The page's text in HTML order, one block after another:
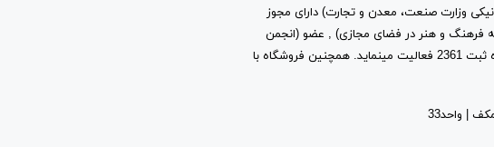
وزارت صنعت، معدن و تجارت) دارای مجوز
: 1-0-63-873970-2-1 از (مرکز توسعه فرهنگ و هنر در فضای مجازی) , عضو (انجمن
صنفی کارفرمایی کسب و کارهای اینترنتی استان تهران) به شماره ثبت 2361 فعالیت مینماید. همچنین فروشگاه با
| واحد33